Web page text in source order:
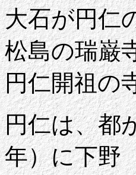
大石が円仁
松島の瑞巌
円仁開祖の
円仁は、都
年）に下野